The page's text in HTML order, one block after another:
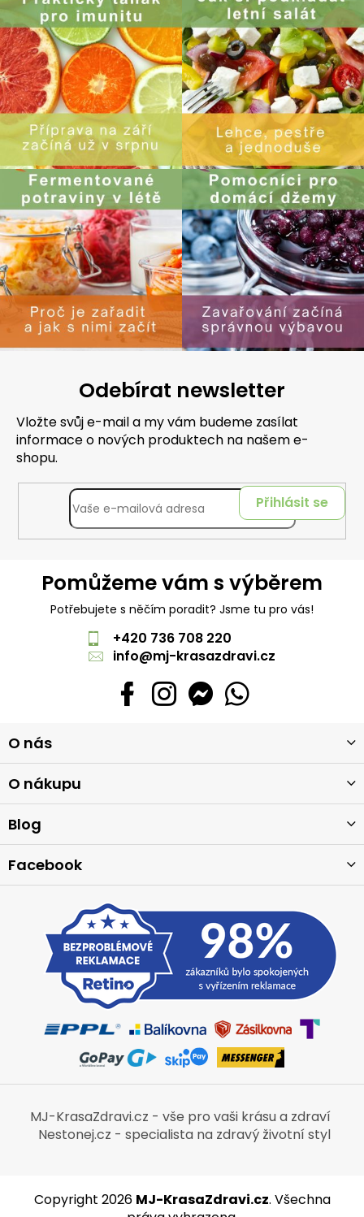
Odebírat newsletter
Vložte svůj e-mail a my vám budeme zasílat
informace o nových produktech na našem e-
shopu.
Přihlásit se
Pomůžeme vám s výběrem
Potřebujete s něčím poradit? Jsme tu pro vás!
+420 736 708 220
info@mj-krasazdravi.cz
á
p
a
t
O nás
O nákupu
Blog
Facebook
MJ-KrasaZdravi.cz - vše pro vaši krásu a zdraví
Nestonej.cz - specialista na zdravý životní styl
Copyright 2026 MJ-KrasaZdravi.cz. Všechna